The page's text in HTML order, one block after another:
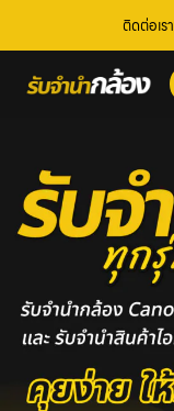
ติดต่อเรา